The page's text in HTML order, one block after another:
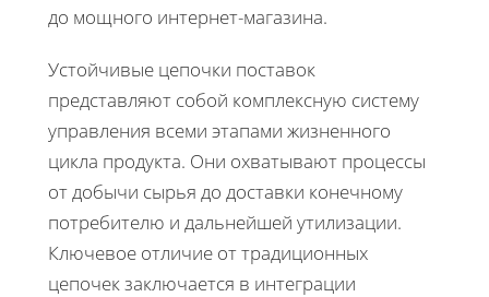
до мощного интернет-магазина.
Устойчивые цепочки поставок
представляют собой комплексную систему
управления всеми этапами жизненного
цикла продукта. Они охватывают процессы
от добычи сырья до доставки конечному
потребителю и дальнейшей утилизации.
Ключевое отличие от традиционных
цепочек заключается в интеграции